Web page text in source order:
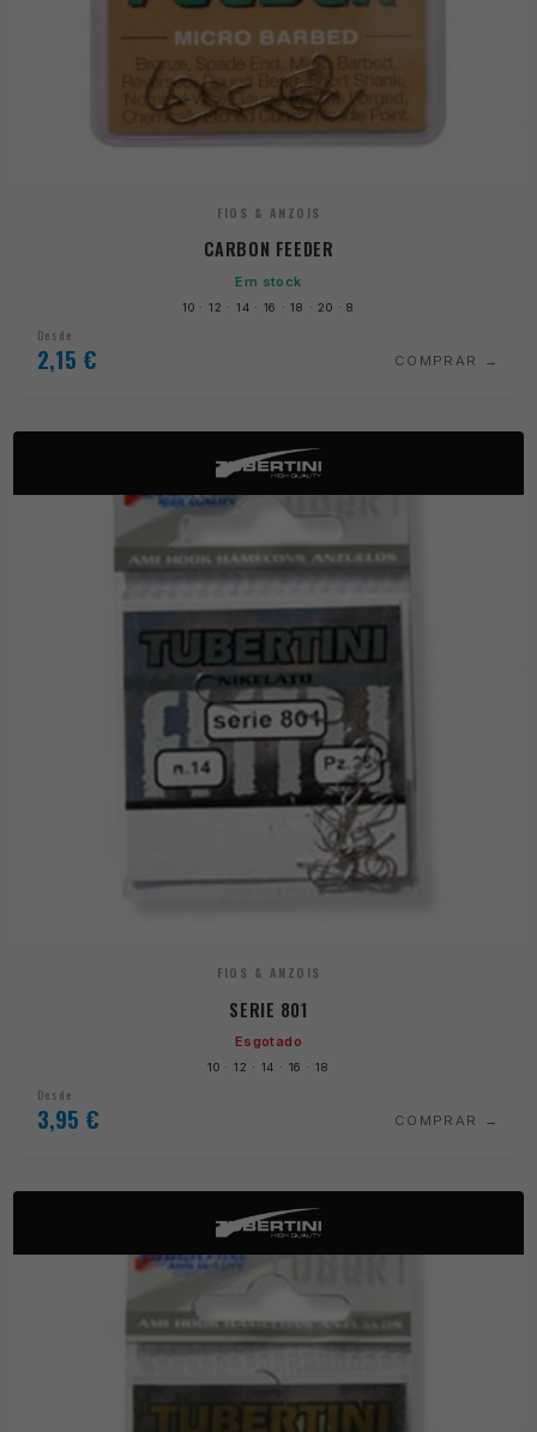
FIOS & ANZOIS
CARBON FEEDER
Em stock
10 · 12 · 14 · 16 · 18 · 20 · 8
Desde
2,15 € COMPRAR
FIOS & ANZOIS
SERIE 801
Esgotado
10 · 12 · 14 · 16 · 18
Desde
3,95 € COMPRAR